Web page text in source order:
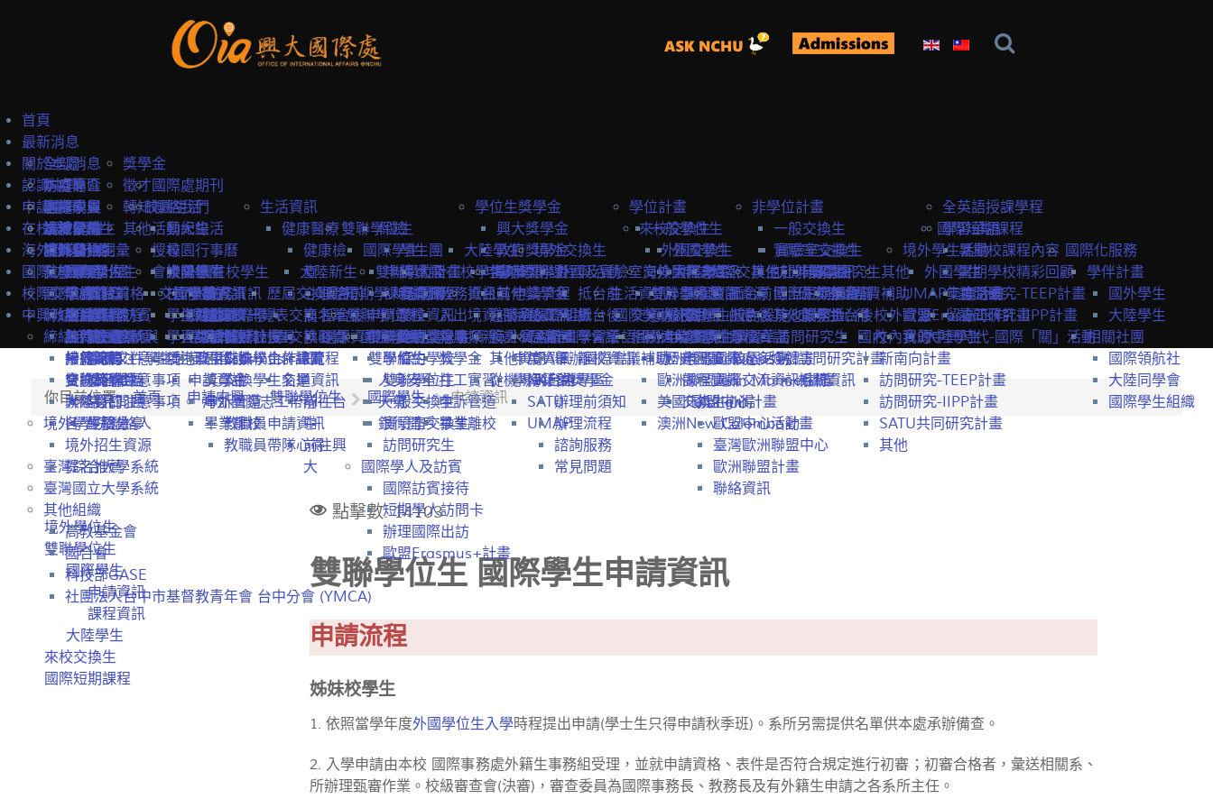
首頁
最新消息
全部消息
防疫專區
國際學生
本地學生
教職員
獎學金
徵才
轉知
其他
關於本處
本處簡介
本處成員
法規彙編
中英雙語詞彙
國際處期刊
聯絡我們
活動紀錄
搜尋
會議記錄
認識中興
選擇中興
認識台灣
認識台中
就學費用
學費
生活費
工作機會
校園生活
興大生活
校園行事曆
校園地圖
校內設施
學生活動
學習生活
學生住宿
生活資訊
健康醫療
健康檢
查
心理諮
商
就醫資
訊
保險
學生團
保
商業保
險
全民健
保
交通資訊
前往台
中
前往興
大
人身安全
天氣
銀行開戶
學位生獎學金
興大獎學金
政府獎學金
專案獎學金
其他獎學金
學位計畫
一般學位生
外國學生
大陸學生
雙聯學位生
外國學生
大陸學生
非學位計畫
一般交換生
實驗室交換生
訪問研究生
國際短期課程
全英語授課學程
學習華語
申請中興
境外學位生
身分別
國際學位生
國籍資格
申請流程
招生系所
申請文件
提名推薦
常見問題
經驗分享
大陸學生
申請資訊
課程資訊
常見問題
僑港澳生
申請資訊
雙聯學位生
國際學生
申請資訊
課程資訊
大陸學生
申請資訊
來校交換生
外國交換生
申請資訊
課程資訊
交換生心得
實驗室交換生
申請資訊
研究室資訊
交換生心得
大陸交換生
申請資訊
課程資訊
交換生心得
訪問研究生
訪問研究計畫
相關資訊
國際短期課程
暑期校課程內容
暑期學校精彩回顧
訪問研究-TEEP計畫
訪問研究-IIPP計畫
在校境外學生
境外學位生
外國新生
抵台前
抵台後
統一證號與
簽證
學習華語
外國在校學生
教務資訊
選課資訊
工作證
居留證
獎學金
申訴管道
畢業離校
大陸新生
抵台前
抵台後
選課資訊
大陸在校學生
教務資訊
入出境資訊
親屬探親
獎學金
打工實習
申訴管道
畢業離校
境外交換生
外國及實驗室交換生
抵台前
抵台後
學習華語
離校資訊
大陸交換生
抵台前
抵台後
離校資訊
訪問研究生
抵台前
抵台後
境外學生活動
外國學生
年度活動
留臺工作
大陸學生
國際化服務
學伴計畫
國外學生
大陸學生
相關社團
國際領航社
大陸同學會
國際學生組織
海外教育計畫
交換學生計畫
申請簡章
申請流程
熱門校統計
常見問題
交換獎學金
交換學校資訊
海外地區
大陸地區
歷屆交換資訊
交換名單
交換心得
雙聯學位計畫
申請流程
學校資訊
雙聯獎學金
海外短期課程與活動
申請流程
活動資訊
海外實習計畫
申請資訊
學海築夢獎學金
海外國際志工
計畫緣起
服務目標
申請資訊
歷史回顧
其他赴外獎學金
博士生獎學金
其他獎學金
其他
UMAP交換計畫
歐盟Erasmus+計畫
我的中興時代-國際「關」活動
國際訪賓與學人
國際訪賓
關於國際訪賓
接待原則
接待紀錄
國際學人
關於國際學人
交換教授計畫
歐盟Erasmus+計畫
短期學人訪問卡
申請流程
申請要點
抵台前
邀請函&工作證
簽證&居留證
其他資訊
從機場到台中
生活資訊
交通資訊
相關連結
校園資源
校內設施&服務
學習華語
校園活動
經費補助
校外資源
校內資源
校際交流合作
締結合約
締約注意事項
締約流程
合約範本
大陸簽約注意事項
各學院聯絡人
姊妹校一覽表
姊妹校搜尋
姊妹校合作總覽
雙聯學位
雙聯締約注意事項
雙聯締約學校
參與國際組織
EAIE
APAIE
NAFSA
SATU
UMAP
國際獎助計畫
國外
歐洲聯盟Erasmus+計畫
歐洲聯盟Jean Monnet計畫
美國Fulbright計畫
澳洲New Colombo計畫
國內
新南向計畫
訪問研究-TEEP計畫
訪問研究-IIPP計畫
SATU共同研究計畫
其他
臺灣綜合大學系統
臺灣國立大學系統
其他組織
高教基金會
國合會
科技部GASE
社團法人台中市基督教青年會 台中分會 (YMCA)
中興教職員
締結合約
一般締約注意事項
雙聯締約注意事項
聯絡窗口
境外學生招生
境外招生資源
提名推薦
海外教育計畫
交換學生計畫流程
交換學生名單
海外國際志工帶隊
教職員申請資訊
教職員帶隊心得
國際學生
學位生
雙聯學位生
一般交換生
實驗室交換生
訪問研究生
國際學人及訪賓
國際訪賓接待
短期學人訪問卡
辦理國際出訪
歐盟Erasmus+計畫
主辦國際會議
舉辦國際會議補助
入台證專區
辦理前須知
辦理流程
諮詢服務
常見問題
國際化資源
國際處多媒體
國際交流資訊系統
歐盟中心
歐盟中心活動
臺灣歐洲聯盟中心
歐洲聯盟計畫
聯絡資訊
你目前位置: 首頁 申請中興 雙聯學位生 國際學生 申請資訊
境外學位生
雙聯學位生
國際學生
申請資訊
課程資訊
大陸學生
來校交換生
國際短期課程
點擊數: 14103
雙聯學位生 國際學生申請資訊
申請流程
姊妹校學生
1. 依照當學年度外國學位生入學時程提出申請(學士生只得申請秋季班)。系所另需提供名單供本處承辦備查。
2. 入學申請由本校 國際事務處外籍生事務組受理，並就申請資格、表件是否符合規定進行初審；初審合格者，彙送相關系、
所辦理甄審作業。校級審查會(決審)，審查委員為國際事務長、教務長及有外籍生申請之各系所主任。